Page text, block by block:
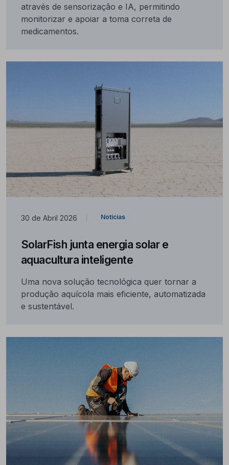
através de sensorização e IA, permitindo
monitorizar e apoiar a toma correta de
medicamentos.
30 de Abril 2026 Notícias
SolarFish junta energia solar e
aquacultura inteligente
Uma nova solução tecnológica quer tornar a
produção aquícola mais eficiente, automatizada
e sustentável.